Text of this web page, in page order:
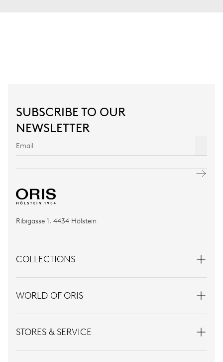
SUBSCRIBE TO OUR
NEWSLETTER
Ribigasse 1, 4434 Hölstein
COLLECTIONS
WORLD OF ORIS
STORES & SERVICE